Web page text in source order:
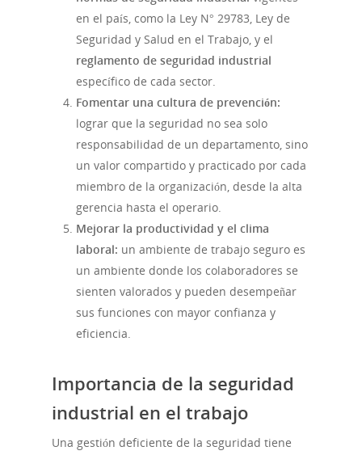
en el país, como la Ley N° 29783, Ley de
Seguridad y Salud en el Trabajo, y el
reglamento de seguridad industrial
específico de cada sector.
Fomentar una cultura de prevención:
lograr que la seguridad no sea solo
responsabilidad de un departamento, sino
un valor compartido y practicado por cada
miembro de la organización, desde la alta
gerencia hasta el operario.
Mejorar la productividad y el clima
laboral: un ambiente de trabajo seguro es
un ambiente donde los colaboradores se
sienten valorados y pueden desempeñar
sus funciones con mayor confianza y
eficiencia.
Importancia de la seguridad
industrial en el trabajo
Una gestión deficiente de la seguridad tiene